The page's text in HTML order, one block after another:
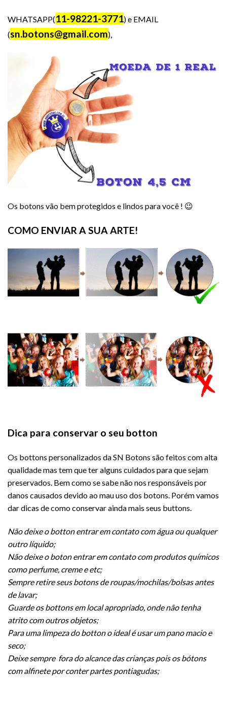
WHATSAPP(11-98221-3771) e EMAIL
(sn.botons@gmail.com),
Os botons vão bem protegidos e lindos para você ! 😉
COMO ENVIAR A SUA ARTE!
Dica para conservar o seu botton
Os bottons personalizados da SN Botons são feitos com alta
qualidade mas tem que ter alguns cuidados para que sejam
preservados. Bem como se sabe não nos responsáveis por
danos causados devido ao mau uso dos botons. Porém vamos
dar dicas de como conservar ainda mais seus buttons.
Não deixe o botton entrar em contato com água ou qualquer
outro líquido;
Não deixe o boton entrar em contato com produtos químicos
como perfume, creme e etc;
Sempre retire seus botons de roupas/mochilas/bolsas antes
de lavar;
Guarde os bottons em local apropriado, onde não tenha
atrito com outros objetos;
Para uma limpeza do botton o ideal é usar um pano macio e
seco;
Deixe sempre fora do alcance das crianças pois os bótons
com alfinete por conter partes pontiagudas;